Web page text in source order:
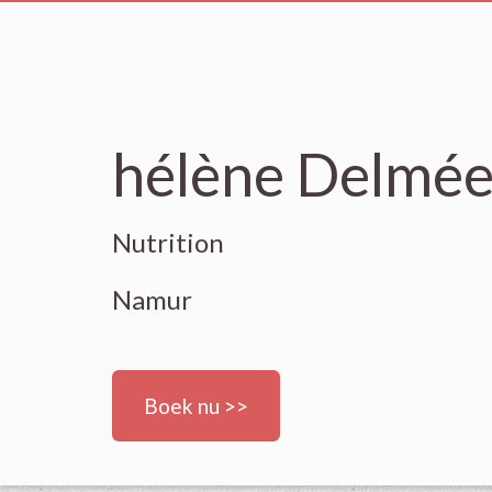
hélène
Nutrition
Namur
Boek nu >>